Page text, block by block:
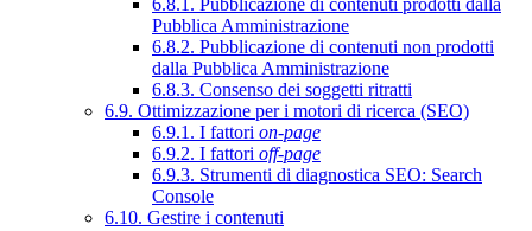
6.8.1. Pubblicazione di contenuti prodotti dalla
Pubblica Amministrazione
6.8.2. Pubblicazione di contenuti non prodotti
dalla Pubblica Amministrazione
6.8.3. Consenso dei soggetti ritratti
6.9. Ottimizzazione per i motori di ricerca (SEO)
6.9.1. I fattori on-page
6.9.2. I fattori off-page
6.9.3. Strumenti di diagnostica SEO: Search
Console
6.10. Gestire i contenuti